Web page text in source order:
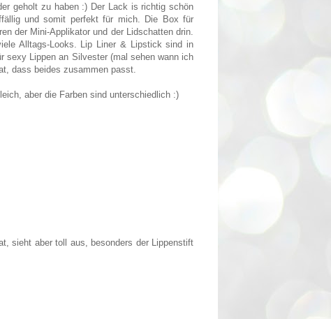
geholt zu haben :) Der Lack is richtig schön
und somit perfekt für mich. Die Box für
der Mini-Applikator und der Lidschatten drin.
Alltags-Looks. Lip Liner & Lipstick sind in
sexy Lippen an Silvester (mal sehen wann ich
dass beides zusammen passt.
aber die Farben sind unterschiedlich :)
sieht aber toll aus, besonders der Lippenstift